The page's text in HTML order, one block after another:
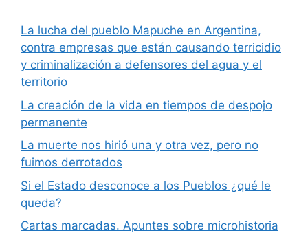
La lucha del pueblo Mapuche en Argentina,
contra empresas que están causando terricidio
y criminalización a defensores del agua y el
territorio
La creación de la vida en tiempos de despojo
permanente
La muerte nos hirió una y otra vez, pero no
fuimos derrotados
Si el Estado desconoce a los Pueblos ¿qué le
queda?
Cartas marcadas. Apuntes sobre microhistoria